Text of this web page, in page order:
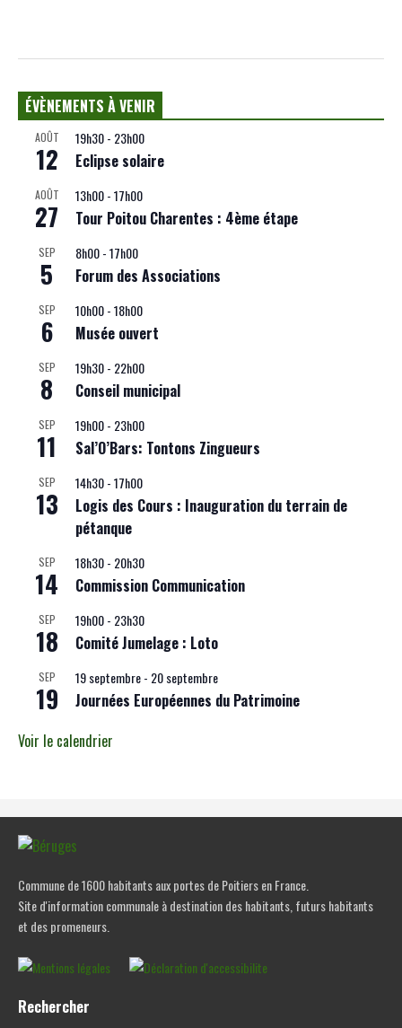
ÉVÈNEMENTS À VENIR
AOÛT
12
19h30- 23h00
Eclipse solaire
AOÛT
27
13h00-17h00
Tour Poitou Charentes : 4ème étape
SEP
5
8h00-17h00
Forum des Associations
SEP
6
10h00-18h00
Musée ouvert
SEP
8
19h30- 22h00
Conseil municipal
SEP
11
19h00- 23h00
Sal’O’Bars: Tontons Zingueurs
SEP
13
14h30-17h00
Logis des Cours : Inauguration du terrain de
pétanque
SEP
14
18h30- 20h30
Commission Communication
SEP
18
19h00- 23h30
Comité Jumelage : Loto
SEP
19
19 septembre- 20 septembre
Journées Européennes du Patrimoine
Voir le calendrier
Commune de 1600 habitants aux portes de Poitiers en France.
Site d'information communale à destination des habitants, futurs habitants
et des promeneurs.
Rechercher